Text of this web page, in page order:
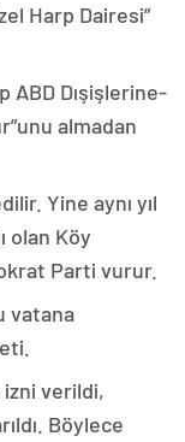
Harp Dairesi”
ABD Dışişlerine-
almadan
Yine aynı yıl
olan Köy
Parti vurur.
vatana
izni verildi,
Böylece